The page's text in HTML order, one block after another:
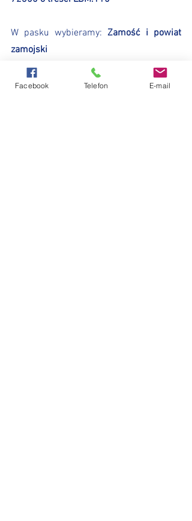
W pasku wybieramy: Zamość i powiat
zamojski
SERDECZNIE ZAPRASZAMY DO
ODDAWANIA GŁOSÓW.
Facebook Telefon E-mail